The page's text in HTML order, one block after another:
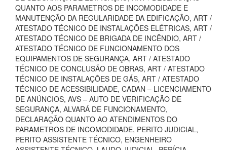
QUANTO AOS PARAMETROS DE INCOMODIDADE E
MANUTENÇÃO DA REGULARIDADE DA EDIFICAÇÃO, ART /
ATESTADO TÉCNICO DE INSTALAÇÕES ELÉTRICAS, ART /
ATESTADO TÉCNICO DE BRIGADA DE INCÊNDIO, ART /
ATESTADO TÉCNICO DE FUNCIONAMENTO DOS
EQUIPAMENTOS DE SEGURANÇA, ART / ATESTADO
TÉCNICO DE CONCLUSÃO DE OBRAS, ART / ATESTADO
TÉCNICO DE INSTALAÇÕES DE GÁS, ART / ATESTADO
TÉCNICO DE ACESSIBILIDADE, CADAN – LICENCIAMENTO
DE ANÚNCIOS, AVS – AUTO DE VERIFICAÇÃO DE
SEGURANÇA, ALVARÁ DE FUNCIONAMENTO,
DECLARAÇÃO QUANTO AO ATENDIMENTOS DO
PARAMETROS DE INCOMODIDADE, PERITO JUDICIAL,
PERITO ASSISTENTE TÉCNICO, ENGENHEIRO